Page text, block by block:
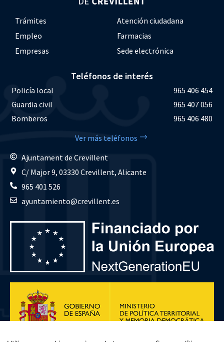
Trámites
Atención ciudadana
Empleo
Farmacias
Empresas
Sede electrónica
Teléfonos de interés
Policía local
965 406 454
Guardia civil
965 407 056
Bomberos
965 406 480
Ver más teléfonos
Ajuntament de Crevillent
C/ Major 9, 03330 Crevillent, Alicante
965 401 526
ayuntamiento@crevillent.es